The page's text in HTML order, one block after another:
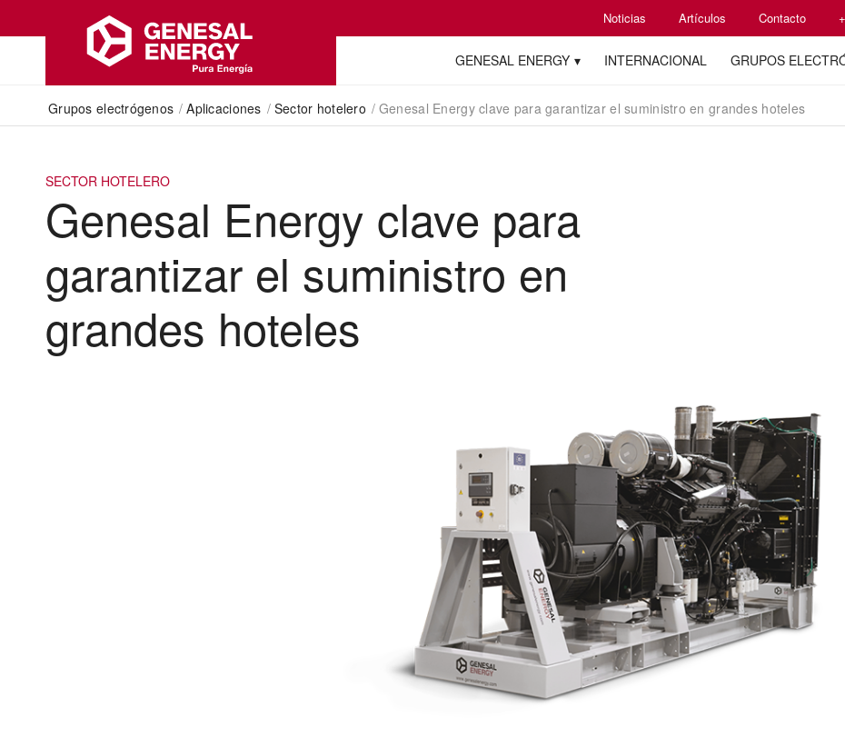
Noticias Artículos Contacto
GENESAL ENERGY INTERNACIONAL GRUPOS
Grupos electrógenos / Aplicaciones / Sector hotelero / Genesal Energy clave para garantizar el suministro en grandes hoteles
SECTOR HOTELERO
Genesal Energy clave para
garantizar el suministro en
grandes hoteles